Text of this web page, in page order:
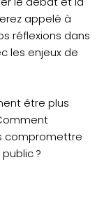
appelé à
réflexions dans
les enjeux de
être plus
compromettre
?